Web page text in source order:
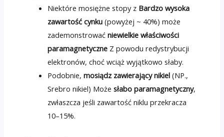
Niektóre mosiężne stopy z Bardzo wysoka
zawartość cynku (powyżej ~ 40%) może
zademonstrowaćniewielkie właściwości
paramagnetyczne Z powodu redystrybucji
elektronów, choć wciąż wyjątkowo słaby.
Podobnie,mosiądz zawierający nikiel (NP.,
Srebro nikiel) Możesłabo paramagnetyczny,
zwłaszcza jeśli zawartość niklu przekracza
10–15%.